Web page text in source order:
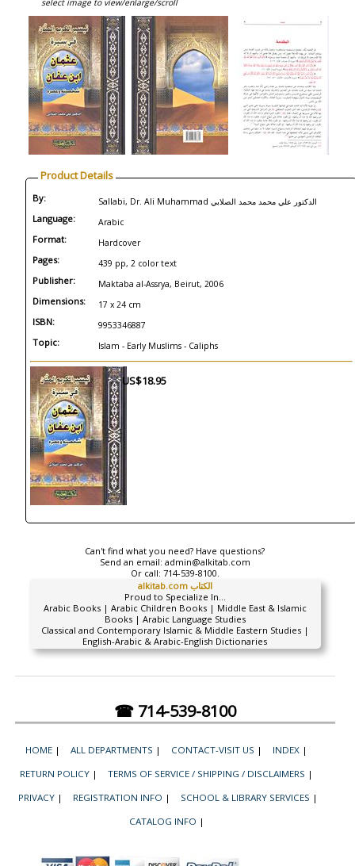
select image to view/enlarge/scroll
Product Details
By: Sallabi, Dr. Ali Muhammad الدكتور علي محمد محمد الصلابي
Language: Arabic
Format: Hardcover
Pages: 439 pp, 2 color text
Publisher: Maktaba al-Assrya, Beirut, 2006
Dimensions: 17 x 24 cm
ISBN: 9953346887
Topic: Islam - Early Muslims - Caliphs
US$18.95
Can't find what you need? Have questions?
Send an email: admin@alkitab.com
Or call: 714-539-8100.
alkitab.com الكتاب
Proud to Specialize In...
Arabic Books | Arabic Children Books | Middle East & Islamic
Books | Arabic Language Studies
Classical and Contemporary Islamic & Middle Eastern Studies |
English-Arabic & Arabic-English Dictionaries
☎ 714-539-8100
HOME | ALL DEPARTMENTS | CONTACT-VISIT US | INDEX |
RETURN POLICY | TERMS OF SERVICE / SHIPPING / DISCLAIMERS |
PRIVACY | REGISTRATION INFO | SCHOOL & LIBRARY SERVICES |
CATALOG INFO |